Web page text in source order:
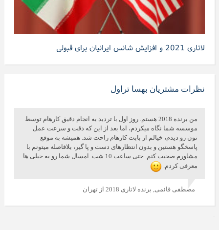
لاتاری 2021 و افزایش شانس ایرانیان برای قبولی
نظرات مشتریان بهسا تراول
من برنده 2018 هستم. روز اول با تردید به انجام دقیق کارهام توسط
موسسه شما نگاه میکردم، اما بعد از این که دقت و سرعت عمل
تون رو دیدم، خیالم از بابت کارهام راحت شد. همیشه به موقع
پاسخگو هستین و بدون انتظارهای دست و پا گیر، بلافاصله میتونم با
مشاورم صحبت کنم. حتی ساعت 10 شب. امسال شما رو به خیلی ها
معرفی کردم.
مصطفی قائمی, برنده لاتاری 2018 از تهران